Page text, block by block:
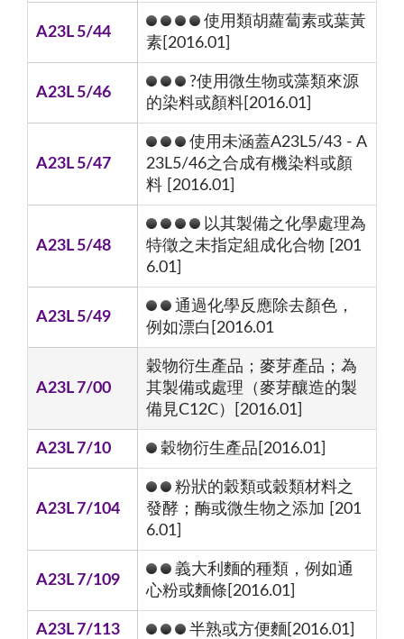
A23L 5/44
使用類胡蘿蔔素或葉黃
素[2016.01]
A23L 5/46
?使用微生物或藻類來源
的染料或顏料[2016.01]
A23L 5/47
使用未涵蓋A23L5/43 - A
23L5/46之合成有機染料或顏
料 [2016.01]
A23L 5/48
以其製備之化學處理為
特徵之未指定組成化合物 [201
6.01]
A23L 5/49
通過化學反應除去顏色，
例如漂白[2016.01
A23L 7/00
穀物衍生產品；麥芽產品；為
其製備或處理（麥芽釀造的製
備見C12C）[2016.01]
A23L 7/10 穀物衍生產品[2016.01]
A23L 7/104
粉狀的穀類或穀類材料之
發酵；酶或微生物之添加 [201
6.01]
A23L 7/109
義大利麵的種類，例如通
心粉或麵條[2016.01]
A23L 7/113 半熟或方便麵[2016.01]